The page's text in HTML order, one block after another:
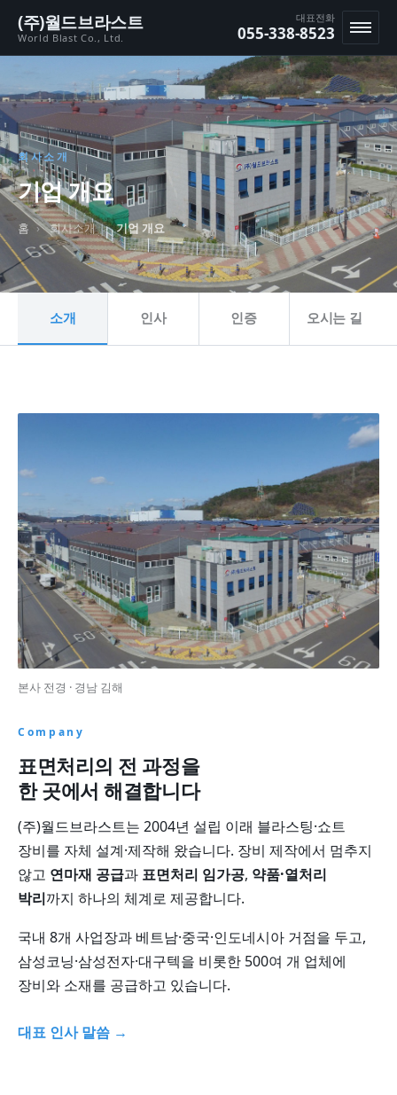
본문 바로가기
(주)월드브라스트
World Blast Co., Ltd. 메뉴
대표전화
055-338-8523
회사소개
기업 개요
홈 회사소개 기업 개요
소개 인사 인증 오시는 길
본사 전경 · 경남 김해
Company
표면처리의 전 과정을
한 곳에서 해결합니다
(주)월드브라스트는 2004년 설립 이래 블라스팅·쇼트
장비를 자체 설계·제작해 왔습니다. 장비 제작에서 멈추지
않고 연마재 공급과 표면처리 임가공, 약품·열처리
박리까지 하나의 체계로 제공합니다.
국내 8개 사업장과 베트남·중국·인도네시아 거점을 두고,
삼성코닝·삼성전자·대구텍을 비롯한 500여 개 업체에
장비와 소재를 공급하고 있습니다.
대표 인사 말씀